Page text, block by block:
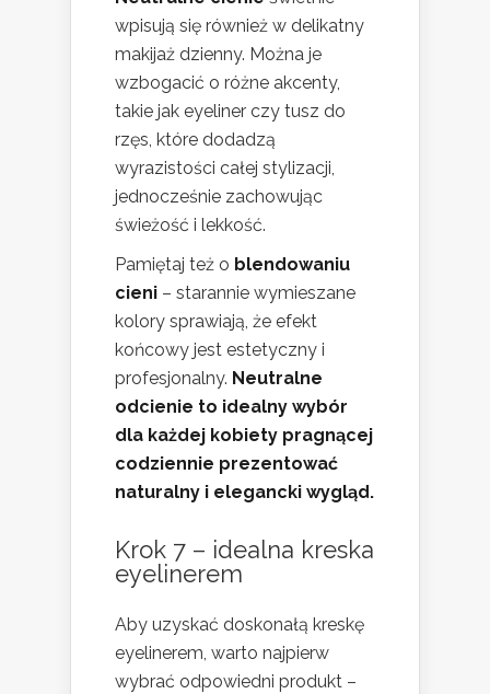
wpisują się również w delikatny
makijaż dzienny. Można je
wzbogacić o różne akcenty,
takie jak eyeliner czy tusz do
rzęs, które dodadzą
wyrazistości całej stylizacji,
jednocześnie zachowując
świeżość i lekkość.
Pamiętaj też o blendowaniu
cieni – starannie wymieszane
kolory sprawiają, że efekt
końcowy jest estetyczny i
profesjonalny. Neutralne
odcienie to idealny wybór
dla każdej kobiety pragnącej
codziennie prezentować
naturalny i elegancki wygląd.
Krok 7 – idealna kreska
eyelinerem
Aby uzyskać doskonałą kreskę
eyelinerem, warto najpierw
wybrać odpowiedni produkt –